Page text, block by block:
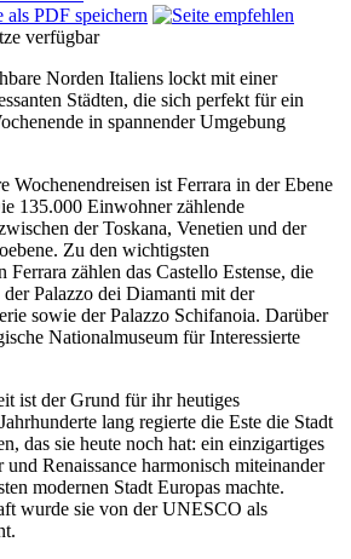
verfügbar
Norden Italiens lockt mit einer
Städten, die sich perfekt für ein
in spannender Umgebung
Wochenendreisen ist Ferrara in der Ebene
135.000 Einwohner zählende
der Toskana, Venetien und der
Zu den wichtigsten
Ferrara zählen das Castello Estense, die
Palazzo dei Diamanti mit der
sowie der Palazzo Schifanoia. Darüber
Nationalmuseum für Interessierte
ist der Grund für ihr heutiges
lang regierte die Este die Stadt
das sie heute noch hat: ein einzigartiges
Renaissance harmonisch miteinander
modernen Stadt Europas machte.
wurde sie von der UNESCO als